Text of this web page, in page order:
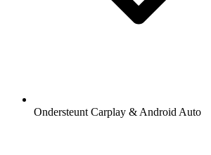
Ondersteunt Carplay & Android Auto